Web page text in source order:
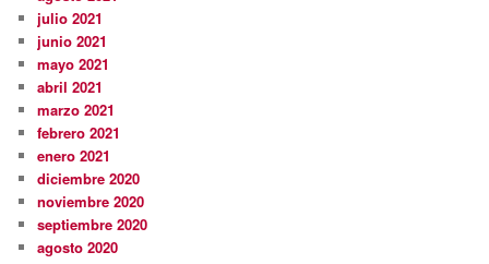
julio 2021
junio 2021
mayo 2021
abril 2021
marzo 2021
febrero 2021
enero 2021
diciembre 2020
noviembre 2020
septiembre 2020
agosto 2020